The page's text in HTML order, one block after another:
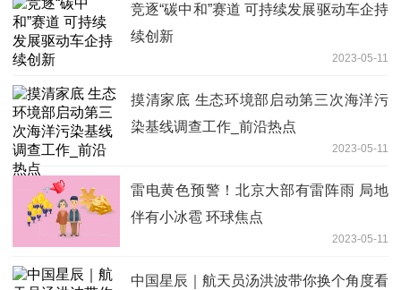
竞逐“碳中和”赛道 可持续发展驱动车企持
续创新
2023-05-11
摸清家底 生态环境部启动第三次海洋污
染基线调查工作_前沿热点
2023-05-11
雷电黄色预警！北京大部有雷阵雨 局地
伴有小冰雹 环球焦点
2023-05-11
中国星辰｜航天员汤洪波带你换个角度看